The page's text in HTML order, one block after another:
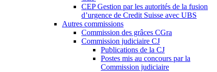
CEP Gestion par les autorités de la fusion
d’urgence de Credit Suisse avec UBS
Autres commissions
Commission des grâces CGra
Commission judiciaire CJ
Publications de la CJ
Postes mis au concours par la
Commission judiciaire